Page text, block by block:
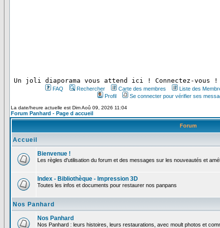
Un joli diaporama vous attend ici ! Connectez-vous !
FAQ Rechercher Carte des membres
Liste des
Profil
Se connecter pour vérifier ses
La date/heure actuelle est Dim Aoû 09, 2026 11:04
Forum Panhard - Page d accueil
Forum
Accueil
Bienvenue !
Les règles d'utilisation du forum et des messages sur les nouveautés et
Index - Bibliothèque - Impression 3D
Toutes les infos et documents pour restaurer nos panpans
Nos Panhard
Nos Panhard
Nos Panhard : leurs histoires, leurs restaurations, avec moult photos et